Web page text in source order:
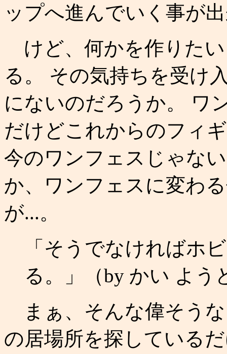
ップへ進んでいく事が
けど、何かを作りた
る。 その気持ちを受け
にないのだろうか。 ワ
だけどこれからのフィ
今のワンフェスじゃな
か、ワンフェスに変わ
が...。
「そうでなければホ
る。」（by かい よう
まぁ、そんな偉そう
の居場所を探している